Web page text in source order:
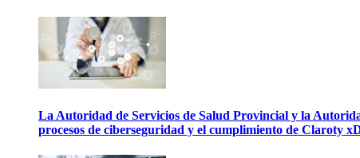
La Autoridad de Servicios de Salud Provincial y la
procesos de ciberseguridad y el cumplimiento de Claroty